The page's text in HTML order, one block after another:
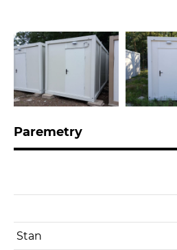
Paremetry
Stan